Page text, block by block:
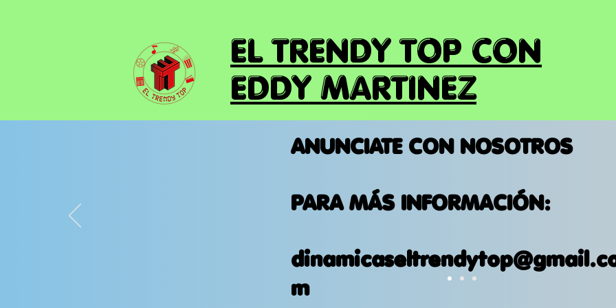
EL TRENDY TOP CON
EDDY MARTINEZ
ANUNCIATE CON NOSOTROS
PARA MÁS INFORMACIÓN:
m